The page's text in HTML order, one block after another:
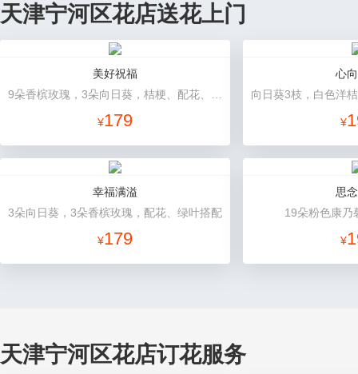
天津宁河区花店送花上门
美好祝福
¥179
心
¥
幸福满溢
3朵向日葵，3朵香槟玫瑰，配花、绿叶搭配
¥179
思
19朵粉色康乃
¥
天津宁河区花店订花服务